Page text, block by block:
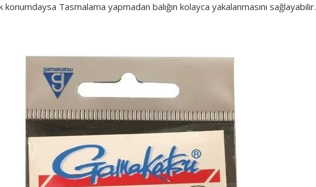
Tasmalama yapmadan balığın kolayca yakalanmasını sağlayabilir.